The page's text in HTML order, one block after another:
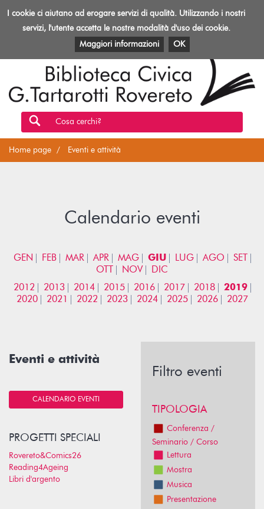
Toggle
Biblioteca
Rovereto
EVENTI E ATTIVITÀ PATRIMONIO E RISORSE
Cosa cerchi?
Home page Eventi e attività
Calendario eventi
GEN FEB MAR APR MAG GIU LUG AGO
SET
OTT
NOV
DIC
2012
2013 2014 2015 2016 2017 2018
2019
2020
2021 2022 2023 2024 2025 2026 2027
Eventi e attività
CALENDARIO EVENTI
PROGETTI SPECIALI
Rovereto&Comics26
Reading4Ageing
Libri d'argento
Filtro eventi
TIPOLOGIA
Conferenza /
Seminario / Corso
Lettura
Mostra
Musica
Presentazione
I cookie ci aiutano ad erogare servizi di qualità. Utilizzando i nostri
servizi, l'utente accetta le nostre modalità d'uso dei cookie.
Maggiori informazioni
OK